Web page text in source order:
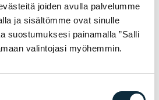
joiden avulla palvelumme
ja sisältömme ovat sinulle
suostumuksesi painamalla ”Salli
valintojasi myöhemmin.
kiinnitys
Bontrager, alumiinia,
27,2 mm, offset 12 mm,